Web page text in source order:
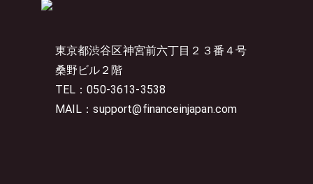
東京都渋谷区神宮前六丁目２３番４号
桑野ビル２階
TEL：050-3613-3538
MAIL：support@financeinjapan.com